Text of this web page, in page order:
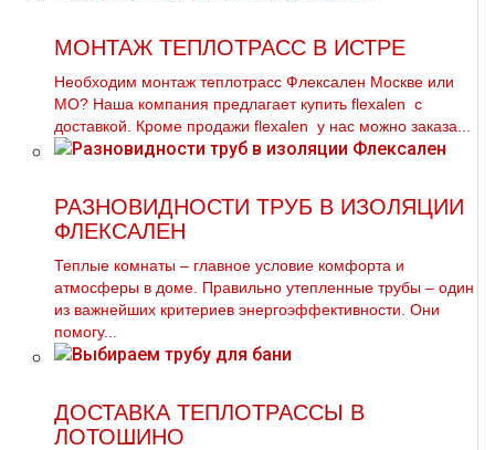
МОНТАЖ ТЕПЛОТРАСС В ИСТРЕ
Необходим мoнтaж тeплoтpaсс Флексален Москве или
МО? Наша компания предлагает купить flехalеn с
доставкой. Кроме продажи flехalеn у нас можно заказа...
РАЗНОВИДНОСТИ ТРУБ В ИЗОЛЯЦИИ
ФЛЕКСАЛЕН
Теплые комнаты – главное условие комфорта и
атмосферы в доме. Правильно утепленные трубы – один
из важнейших критериев энергоэффективности. Они
помогу...
ДОСТАВКА ТЕПЛОТРАССЫ В
ЛОТОШИНО